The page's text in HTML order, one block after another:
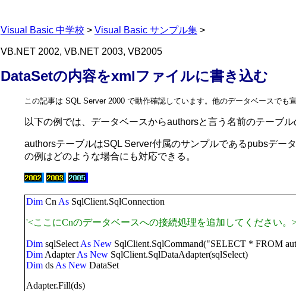
Visual Basic 中学校 > Visual Basic サンプル集>
VB.NET 2002, VB.NET 2003, VB2005
DataSetの内容をxmlファイルに書き込む
この記事は SQL Server 2000 で動作確認しています。他のデータベースでも
以下の例では、データベースからauthorsと言う名前のテーブ
authorsテーブルはSQL Server付属のサンプルであるpubsデー
の例はどのような場合にも対応できる。
DimCn AsSqlClient.SqlConnection
'<ここにCnのデータベースへの接続処理を追加してください。
DimsqlSelect As NewSqlClient.SqlCommand("SELECT * FROM
DimAdapterAs NewSqlClient.SqlDataAdapter(sqlSelect)
Dimds As NewDataSet
Adapter.Fill(ds)